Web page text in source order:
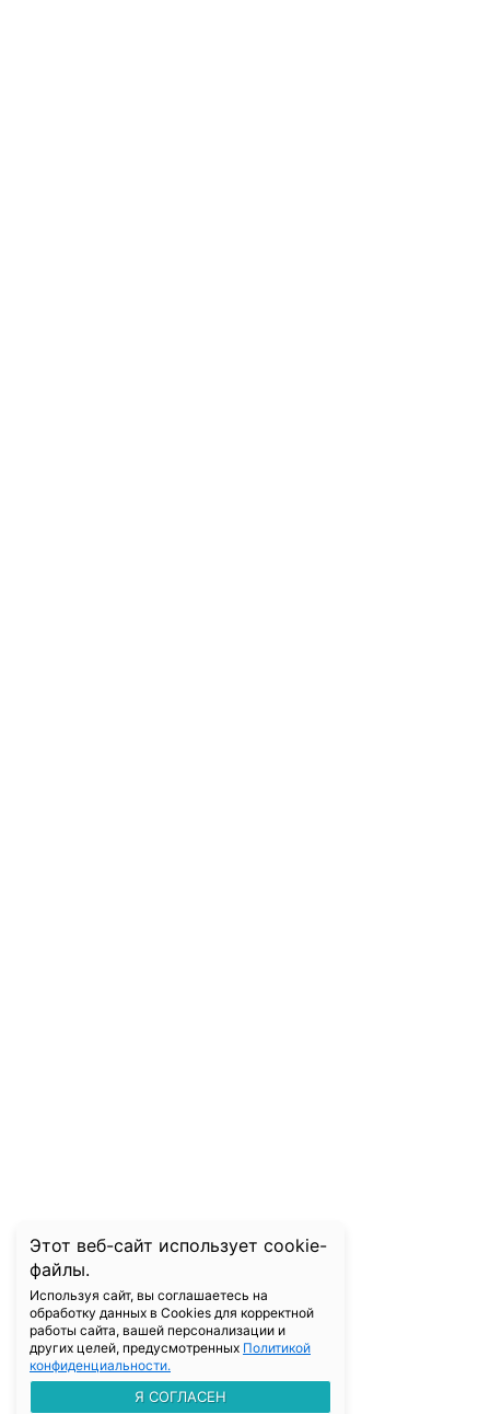
Этот веб-сайт использует cookie-
файлы.
Используя сайт, вы соглашаетесь на
обработку данных в Cookies для корректной
работы сайта, вашей персонализации и
других целей, предусмотренных Политикой
конфиденциальности.
Я СОГЛАСЕН